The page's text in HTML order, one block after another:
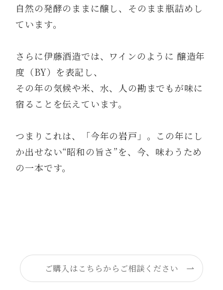
自然の発酵のままに醸し、そのまま瓶詰めし
ています。
さらに伊藤酒造では、ワインのように 醸造年
度（BY）を表記し、
その年の気候や米、水、人の勘までもが味に
宿ることを伝えています。
つまりこれは、「今年の岩戸」。この年にし
か出せない“昭和の旨さ”を、今、味わうため
の一本です。
ご購入はこちらからご相談ください